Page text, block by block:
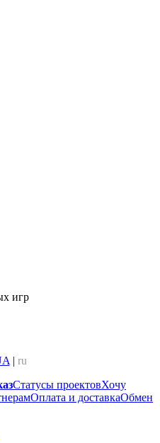
игр
| ru
Статусы проектовХочу
Оплата и доставкаОбмен